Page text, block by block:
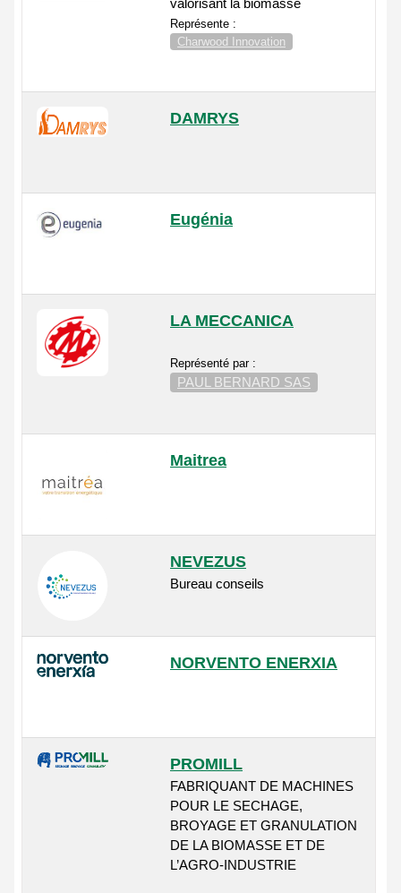
valorisant la biomasse
Représente :
Charwood Innovation
DAMRYS
Eugénia
LA MECCANICA
Représenté par :
PAUL BERNARD SAS
Maitrea
NEVEZUS
Bureau conseils
NORVENTO ENERXIA
PROMILL
FABRIQUANT DE MACHINES
POUR LE SECHAGE,
BROYAGE ET GRANULATION
DE LA BIOMASSE ET DE
L’AGRO-INDUSTRIE